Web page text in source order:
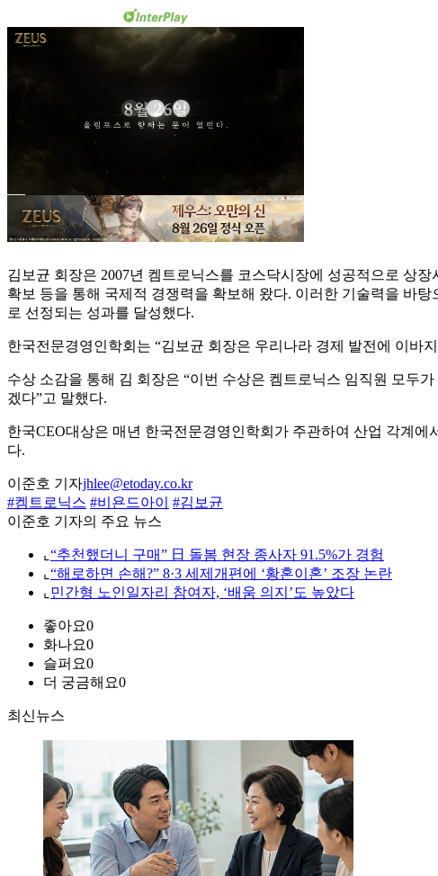
김보균 회장은 2007년 켐트로닉스를 코스닥시장에 성공적으로 상
확보 등을 통해 국제적 경쟁력을 확보해 왔다. 이러한 기술력을 바
로 선정되는 성과를 달성했다.
한국전문경영인학회는 “김보균 회장은 우리나라 경제 발전에 이바
수상 소감을 통해 김 회장은 “이번 수상은 켐트로닉스 임직원 모두
겠다”고 말했다.
한국CEO대상은 매년 한국전문경영인학회가 주관하여 산업 각계
다.
이준호 기자jhlee@etoday.co.kr
#켐트로닉스 #비욘드아이
#김보균
이준호 기자의 주요 뉴스
⌞ “추천했더니 구매” 日 돌봄 현장 종사자 91.5%가 경험
⌞ “해로하면 손해?” 8·3 세제개편에 ‘황혼이혼’ 조장 논란
⌞ 민간형 노인일자리 참여자, ‘배움 의지’도 높았다
좋아요0
화나요0
슬퍼요0
더 궁금해요0
최신뉴스